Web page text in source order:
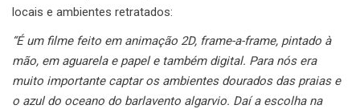
locais e ambientes retratados:
“É um filme feito em animação 2D, frame-a-frame, pintado à
mão, em aguarela e papel e também digital. Para nós era
muito importante captar os ambientes dourados das praias e
o azul do oceano do barlavento algarvio. Daí a escolha na